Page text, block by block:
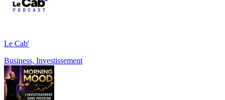
Le Cab'
Business, Investissement